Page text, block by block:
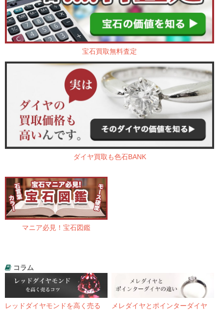
宝石買取無料査定
ダイヤ買取も色石BANK
マニア必見！宝石図鑑
コラム
レッドダイヤモンドを高く売る
メレダイヤとポインターダイヤ